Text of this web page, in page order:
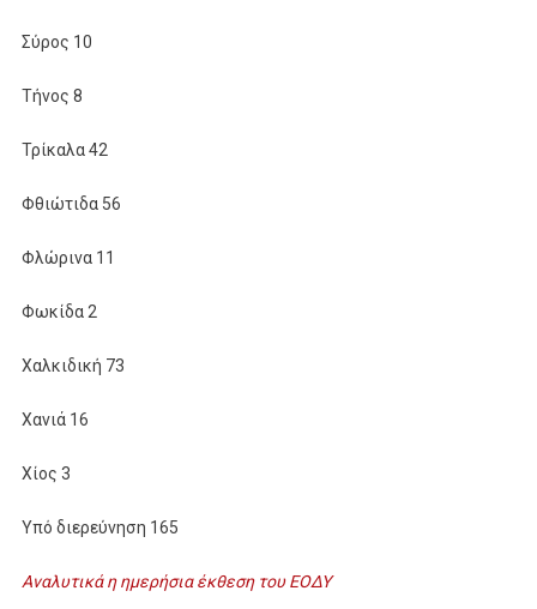
Σύρος 10
Τήνος 8
Τρίκαλα 42
Φθιώτιδα 56
Φλώρινα 11
Φωκίδα 2
Χαλκιδική 73
Χανιά 16
Χίος 3
Υπό διερεύνηση 165
Αναλυτικά η ημερήσια έκθεση του ΕΟΔΥ